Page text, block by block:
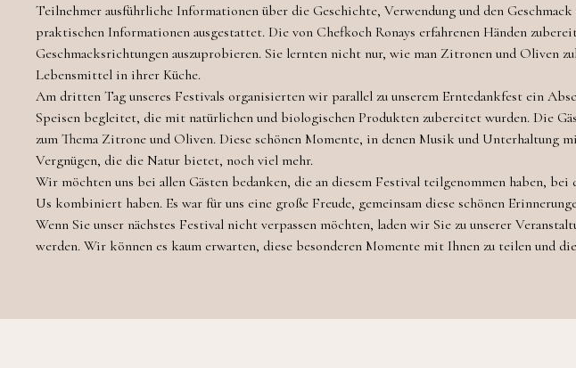
Teilnehmer ausführliche Informationen über die Geschichte, Verwendung und den
praktischen Informationen ausgestattet. Die von Chefkoch Ronays erfahrenen Händen
Geschmacksrichtungen auszuprobieren. Sie lernten nicht nur, wie man Zitronen und Oliven
Lebensmittel in ihrer Küche.
Am dritten Tag unseres Festivals organisierten wir parallel zu unserem Erntedankfest ein
Speisen begleitet, die mit natürlichen und biologischen Produkten zubereitet wurden. Die
zum Thema Zitrone und Oliven. Diese schönen Momente, in denen Musik und Unterhaltung
Vergnügen, die die Natur bietet, noch viel mehr.
Wir möchten uns bei allen Gästen bedanken, die an diesem Festival teilgenommen haben,
Us kombiniert haben. Es war für uns eine große Freude, gemeinsam diese schönen
Wenn Sie unser nächstes Festival nicht verpassen möchten, laden wir Sie zu unserer
werden. Wir können es kaum erwarten, diese besonderen Momente mit Ihnen zu teilen und